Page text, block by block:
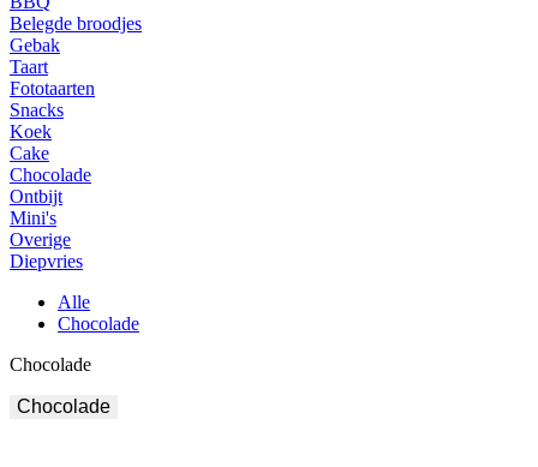
Belegde broodjes
Gebak
Taart
Fototaarten
Snacks
Koek
Cake
Chocolade
Ontbijt
Mini's
Overige
Diepvries
Alle
Chocolade
Chocolade
Chocolade